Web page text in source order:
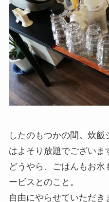
したのもつかの間。炊
はよそり放題でございま
どうやら、ごはんもお
ービスとのこと。
自由にやらせていただき